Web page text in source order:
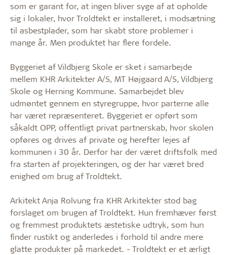
som er garant for, at ingen bliver syge af at opholde
sig i lokaler, hvor Troldtekt er installeret, i modsætning
til asbestplader, som har skabt store problemer i
mange år. Men produktet har flere fordele.
Byggeriet af Vildbjerg Skole er sket i samarbejde
mellem KHR Arkitekter A/S, MT Højgaard A/S, Vildbjerg
Skole og Herning Kommune. Samarbejdet blev
udmøntet gennem en styregruppe, hvor parterne alle
har været repræsenteret. Byggeriet er opført som
såkaldt OPP, offentligt privat partnerskab, hvor skolen
opføres og drives af private og herefter lejes af
kommunen i 30 år. Derfor har der været driftsfolk med
fra starten af projekteringen, og der har været bred
enighed om brug af Troldtekt.
Arkitekt Anja Rolvung fra KHR Arkitekter stod bag
forslaget om brugen af Troldtekt. Hun fremhæver først
og fremmest produktets æstetiske udtryk, som hun
finder rustikt og anderledes i forhold til andre mere
glatte produkter på markedet. - Troldtekt er et ærligt